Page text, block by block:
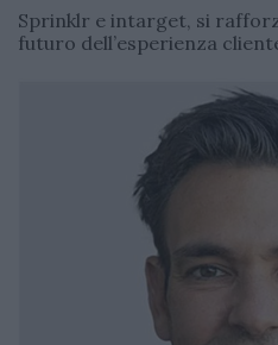
Sprinklr e intarget, si
futuro dell’esperienza